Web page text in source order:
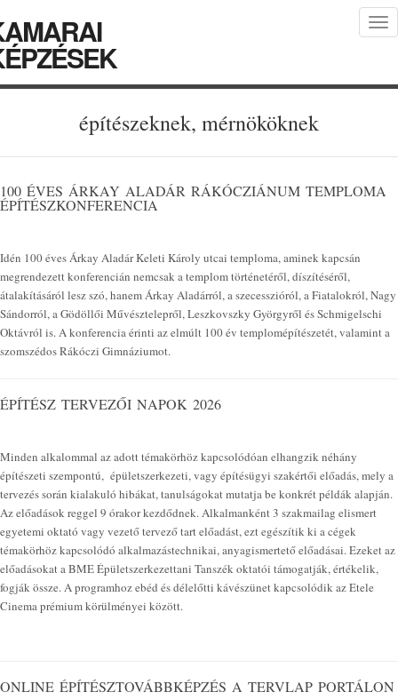
építészeknek, mérnököknek
100 ÉVES ÁRKAY ALADÁR RÁKÓCZIÁNUM TEMPLOMA
ÉPÍTÉSZKONFERENCIA
Idén 100 éves Árkay Aladár Keleti Károly utcai temploma, aminek kapcsán
megrendezett konferencián nemcsak a templom történetéről, díszítéséről,
átalakításáról lesz szó, hanem Árkay Aladárról, a szecesszióról, a Fiatalokról, Nagy
Sándorról, a Gödöllői Művésztelepről, Leszkovszky Györgyről és Schmigelschi
Oktávról is. A konferencia érinti az elmúlt 100 év templomépítészetét, valamint a
szomszédos Rákóczi Gimnáziumot.
ÉPÍTÉSZ TERVEZŐI NAPOK 2026
Minden alkalommal az adott témakörhöz kapcsolódóan elhangzik néhány
építészeti szempontú, épületszerkezeti, vagy építésügyi szakértői előadás, mely a
tervezés során kialakuló hibákat, tanulságokat mutatja be konkrét példák alapján.
Az előadások reggel 9 órakor kezdődnek. Alkalmanként 3 szakmailag elismert
egyetemi oktató vagy vezető tervező tart előadást, ezt egészítik ki a cégek
témakörhöz kapcsolódó alkalmazástechnikai, anyagismertető előadásai. Ezeket az
előadásokat a BME Épületszerkezettani Tanszék oktatói támogatják, értékelik,
fogják össze. A programhoz ebéd és délelőtti kávészünet kapcsolódik az Etele
Cinema prémium körülményei között.
ONLINE ÉPÍTÉSZTOVÁBBKÉPZÉS A TERVLAP PORTÁLON